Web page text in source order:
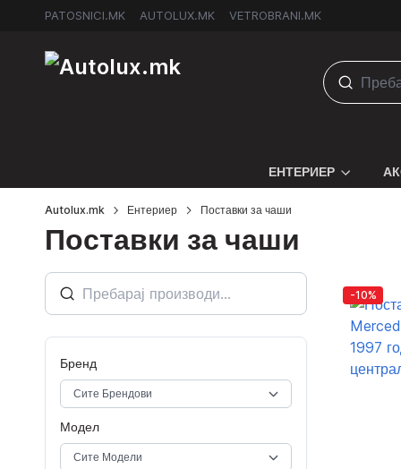
PATOSNICI.MK AUTOLUX.MK VETROBRANI.MK
ЕНТЕРИЕР
Autolux.mk Ентериер Поставки за чаши
Поставки за чаши
Бренд
Модел
-10%